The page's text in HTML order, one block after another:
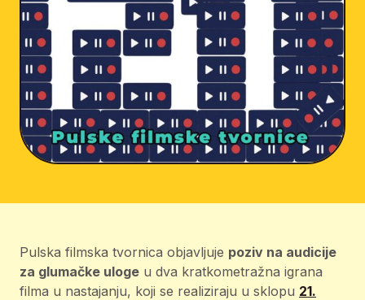
Pulska filmska tvornica objavljuje poziv na audicije
za glumačke uloge u dva kratkometražna igrana
filma u nastajanju, koji se realiziraju u sklopu 21.